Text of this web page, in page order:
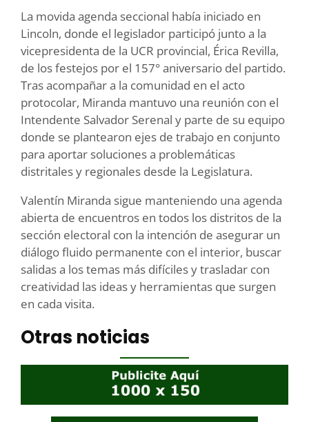
La movida agenda seccional había iniciado en
Lincoln, donde el legislador participó junto a la
vicepresidenta de la UCR provincial, Érica Revilla,
de los festejos por el 157° aniversario del partido.
Tras acompañar a la comunidad en el acto
protocolar, Miranda mantuvo una reunión con el
Intendente Salvador Serenal y parte de su equipo
donde se plantearon ejes de trabajo en conjunto
para aportar soluciones a problemáticas
distritales y regionales desde la Legislatura.
Valentín Miranda sigue manteniendo una agenda
abierta de encuentros en todos los distritos de la
sección electoral con la intención de asegurar un
diálogo fluido permanente con el interior, buscar
salidas a los temas más difíciles y trasladar con
creatividad las ideas y herramientas que surgen
en cada visita.
Otras noticias